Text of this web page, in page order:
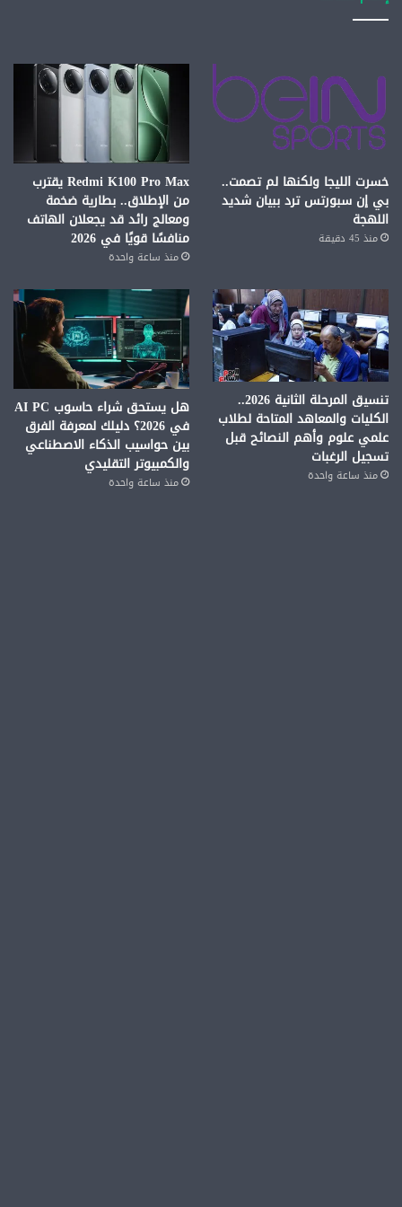
خسرت الليجا ولكنها لم تصمت..
بي إن سبورتس ترد ببيان شديد
اللهجة
منذ 45 دقيقة
Redmi K100 Pro Max يقترب
من الإطلاق.. بطارية ضخمة
ومعالج رائد قد يجعلان الهاتف
منافسًا قويًا في 2026
منذ ساعة واحدة
تنسيق المرحلة الثانية 2026..
الكليات والمعاهد المتاحة لطلاب
علمي علوم وأهم النصائح قبل
تسجيل الرغبات
منذ ساعة واحدة
هل يستحق شراء حاسوب AI PC
في 2026؟ دليلك لمعرفة الفرق
بين حواسيب الذكاء الاصطناعي
والكمبيوتر التقليدي
منذ ساعة واحدة